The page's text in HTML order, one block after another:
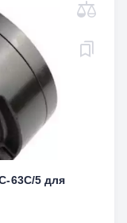
63C/5 для